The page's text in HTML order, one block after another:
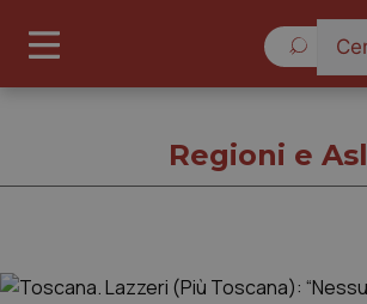
Regioni e Asl